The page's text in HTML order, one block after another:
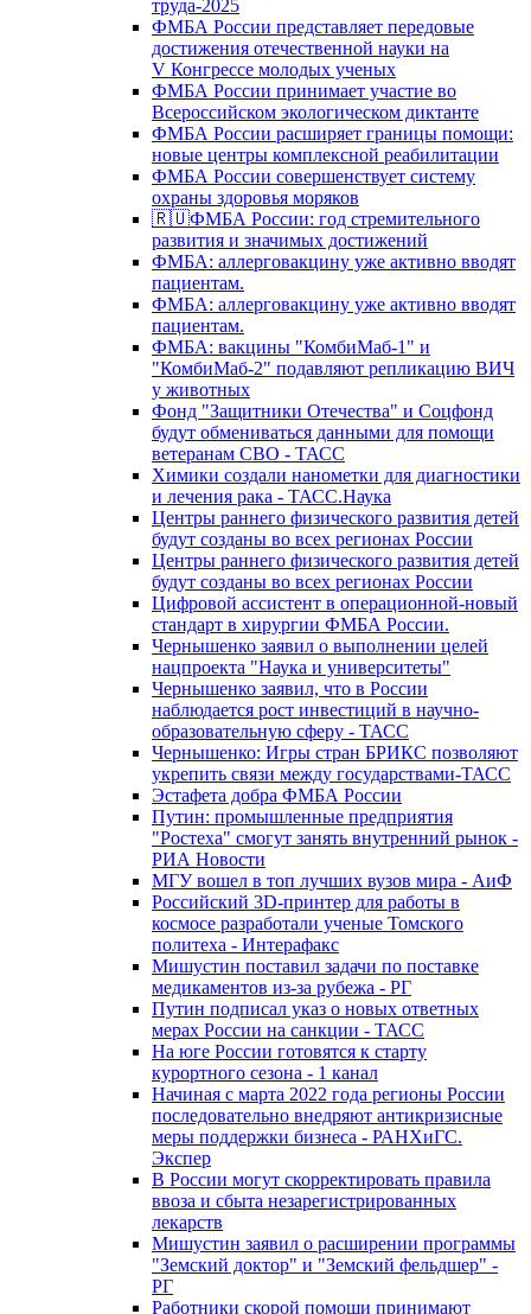
труда-2025
ФМБА России представляет передовые
достижения отечественной науки на
V Конгрессе молодых ученых
ФМБА России принимает участие во
Всероссийском экологическом диктанте
ФМБА России расширяет границы помощи:
новые центры комплексной реабилитации
ФМБА России совершенствует систему
охраны здоровья моряков
🇷🇺ФМБА России: год стремительного
развития и значимых достижений
ФМБА: аллерговакцину уже активно вводят
пациентам.
ФМБА: аллерговакцину уже активно вводят
пациентам.
ФМБА: вакцины "КомбиМаб-1" и
"КомбиМаб-2" подавляют репликацию ВИЧ
у животных
Фонд "Защитники Отечества" и Соцфонд
будут обмениваться данными для помощи
ветеранам СВО - ТАСС
Химики создали нанометки для диагностики
и лечения рака - ТАСС.Наука
Центры раннего физического развития детей
будут созданы во всех регионах России
Центры раннего физического развития детей
будут созданы во всех регионах России
Цифровой ассистент в операционной-новый
стандарт в хирургии ФМБА России.
Чернышенко заявил о выполнении целей
нацпроекта "Наука и университеты"
Чернышенко заявил, что в России
наблюдается рост инвестиций в научно-
образовательную сферу - ТАСС
Чернышенко: Игры стран БРИКС позволяют
укрепить связи между государствами-ТАСС
Эстафета добра ФМБА России
Путин: промышленные предприятия
"Ростеха" смогут занять внутренний рынок -
РИА Новости
МГУ вошел в топ лучших вузов мира - АиФ
Российский 3D-принтер для работы в
космосе разработали ученые Томского
политеха - Интерафакс
Мишустин поставил задачи по поставке
медикаментов из-за рубежа - РГ
Путин подписал указ о новых ответных
мерах России на санкции - ТАСС
На юге России готовятся к старту
курортного сезона - 1 канал
Начиная с марта 2022 года регионы России
последовательно внедряют антикризисные
меры поддержки бизнеса - РАНХиГС.
Экспер
В России могут скорректировать правила
ввоза и сбыта незарегистрированных
лекарств
Мишустин заявил о расширении программы
"Земский доктор" и "Земский фельдшер" -
РГ
Работники скорой помощи принимают